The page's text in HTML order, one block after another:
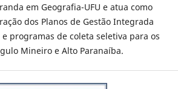
em Geografia-UFU e atua como
dos Planos de Gestão Integrada
programas de coleta seletiva para os
Mineiro e Alto Paranaíba.